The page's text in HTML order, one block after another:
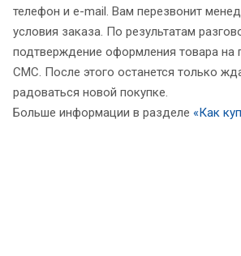
телефон и e-mail. Вам перезвонит
условия заказа. По результатам
подтверждение оформления товара на
СМС. После этого останется только
радоваться новой покупке.
Больше информации в разделе «Как